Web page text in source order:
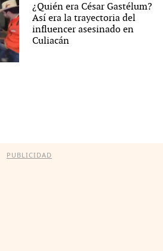
¿Quién era César Gastélum?
Así era la trayectoria del
influencer asesinado en
Culiacán
PUBLICIDAD